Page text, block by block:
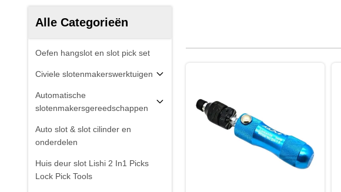
Alle Categorieën
Oefen hangslot en slot pick set
Civiele slotenmakerswerktuigen
Automatische
slotenmakersgereedschappen
Auto slot & slot cilinder en
onderdelen
Huis deur slot Lishi 2 In1 Picks
Lock Pick Tools